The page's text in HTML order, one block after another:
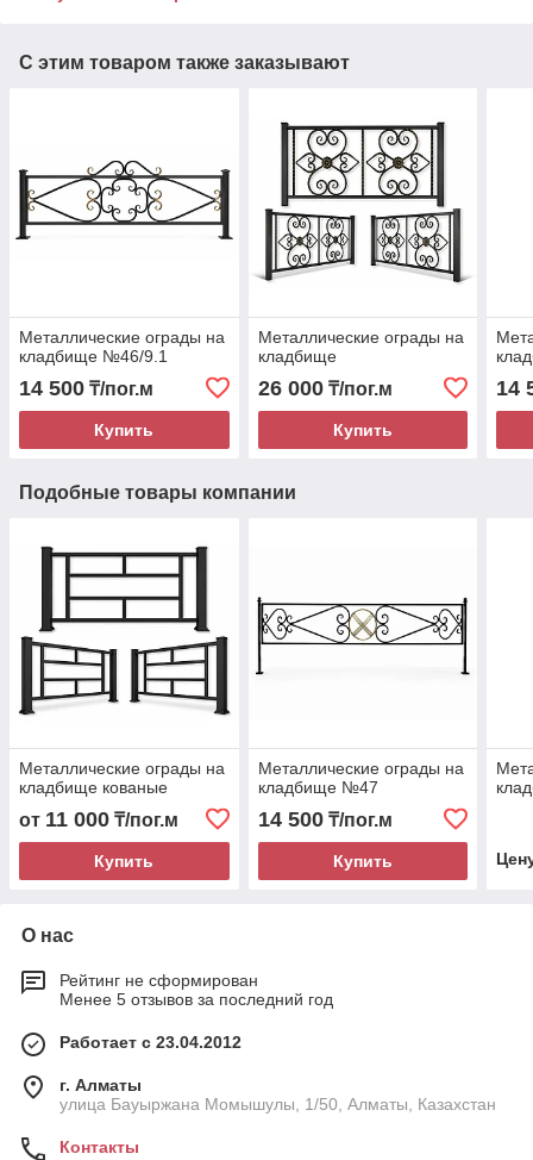
С этим товаром также заказывают
Металлические ограды на
кладбище №46/9.1
14 500 ₸/пог.м
Купить
Металлические ограды на
кладбище
26 000₸/пог.м
Купить
14
Подобные товары компании
Металлические ограды на
кладбище кованые
от 11 000 ₸/пог.м
Купить
Металлические ограды на
кладбище №47
14 500₸/пог.м
Купить
О нас
Рейтинг не сформирован
Менее 5 отзывов за последний год
Работает с 23.04.2012
г. Алматы
улица Бауыржана Момышулы, 1/50, Алматы, Казахстан
Контакты